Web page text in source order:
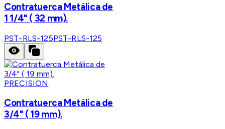
Contratuerca Metálica de
1 1/4" ( 32 mm).
PST-RLS-125PST-RLS-125
PRECISION
Contratuerca Metálica de
3/4" ( 19 mm).